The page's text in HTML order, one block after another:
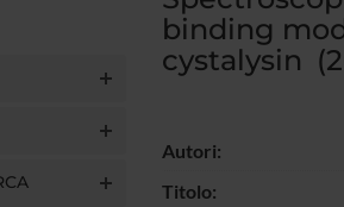
binding
cystalysin
Autori:
Titolo: